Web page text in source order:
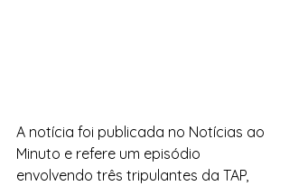
A notícia foi publicada no Notícias ao
Minuto e refere um episódio
envolvendo três tripulantes da TAP,